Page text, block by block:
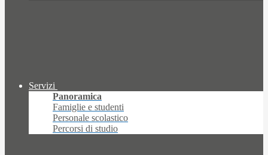
Servizi
Panoramica
Famiglie e studenti
Personale scolastico
Percorsi di studio